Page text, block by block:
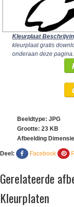
Kleurplaat
kleurplaat gratis
onderaan deze pagina.
Beeldtype: JPG
Grootte: 23 KB
Afbeelding
Deel: Facebook
Gerelateerde
Kleurplaten